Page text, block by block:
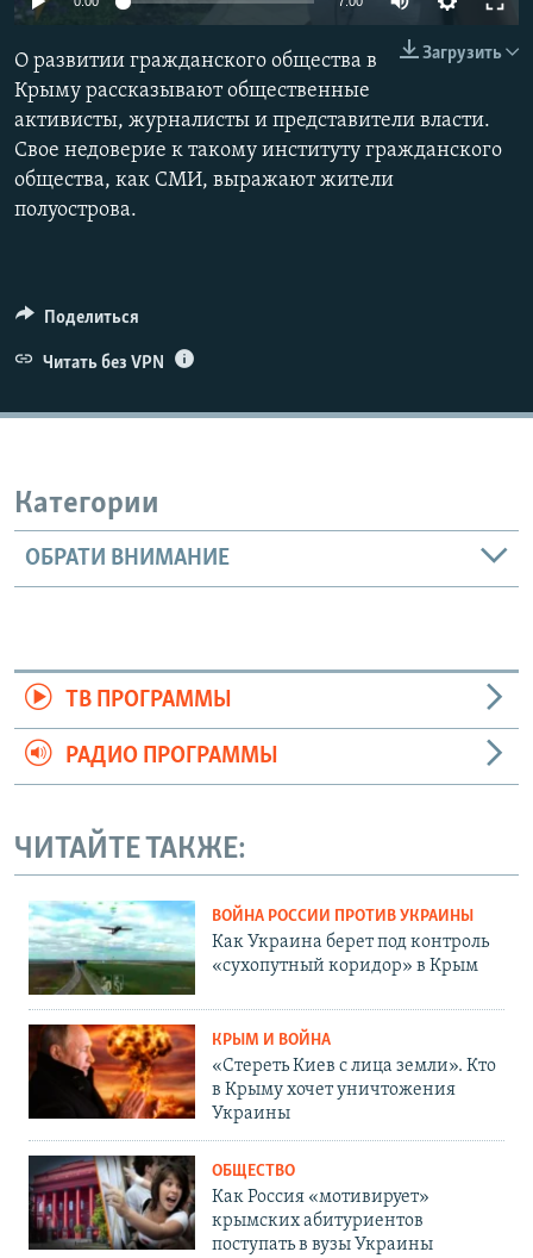
ПОБЕДИТЕЛЕЙ НЕ СУДЯТ?
КРЫМ.НЕПОКОРЕННЫЙ
ELIFBE
УКРАИНСКАЯ ПРОБЛЕМА КРЫМА
ПРИСОЕДИНЯЙТЕСЬ!
Все сайты RFE/RL
Загрузить
О развитии гражданского общества в
Крыму рассказывают общественные
активисты, журналисты и представители власти.
Свое недоверие к такому институту гражданского
общества, как СМИ, выражают жители
полуострова.
Поделиться
Читать без VPN
Категории
ОБРАТИ ВНИМАНИЕ
ТВ ПРОГРАММЫ
РАДИО ПРОГРАММЫ
ЧИТАЙТЕ ТАКЖЕ:
ВОЙНА РОССИИ ПРОТИВ УКРАИНЫ
Как Украина берет под контроль
«сухопутный коридор» в Крым
КРЫМ И ВОЙНА
«Стереть Киев с лица земли». Кто
в Крыму хочет уничтожения
Украины
ОБЩЕСТВО
Как Россия «мотивирует»
крымских абитуриентов
поступать в вузы Украины